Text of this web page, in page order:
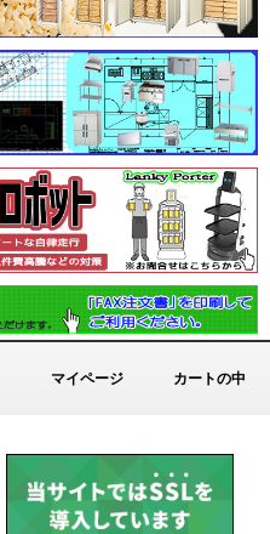
マイページ カートの中